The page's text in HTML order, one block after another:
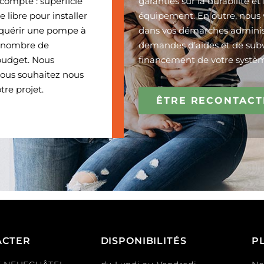
libre pour installer
une pompe à
de
Nous
souhaitez nous
projet.
équipement. En outre, nous
dans vos démarches
demandes d’aides et de
financement de votre
ÊTRE
DISPONIBILITÉS